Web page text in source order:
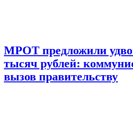
МРОТ предложили
тысяч рублей:
вызов правительству